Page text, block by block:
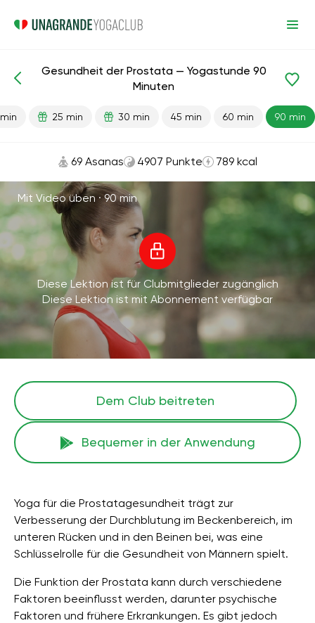
Sex
Gesundheit der Prostata — Yogastunde 90
Minuten
25 min 30 min 45 min 60 min 90 min
69 Asanas 4907 Punkte 789 kcal
Mit Video üben ·90 min
Diese Lektion ist für Clubmitglieder zugänglich
Diese Lektion ist mit Abonnement verfügbar
Dem Club beitreten
Bequemer in der Anwendung
Yoga für die Prostatagesundheit trägt zur
Verbesserung der Durchblutung im Beckenbereich, im
unteren Rücken und in den Beinen bei, was eine
Schlüsselrolle für die Gesundheit von Männern spielt.
Die Funktion der Prostata kann durch verschiedene
Faktoren beeinflusst werden, darunter psychische
Faktoren und frühere Erkrankungen. Es gibt jedoch